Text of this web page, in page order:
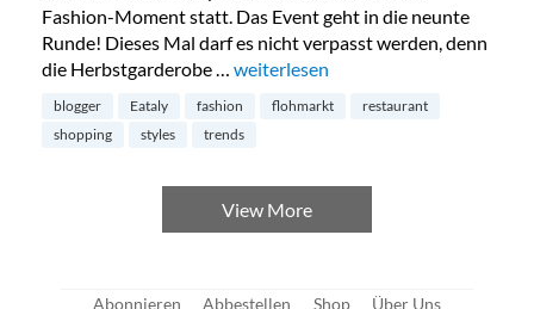
Fashion-Moment statt. Das Event geht in die neunte
Runde! Dieses Mal darf es nicht verpasst werden, denn
die Herbstgarderobe … „Blogger-Flohmarkt im
weiterlesen
blogger Eataly fashion flohmarkt
restaurant
shopping
styles trends
View More
Abonnieren Abbestellen Shop Über Uns